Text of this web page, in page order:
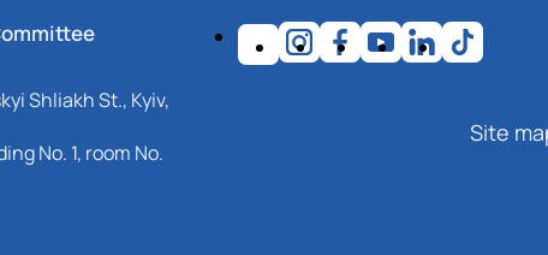
Shliakh St., Kyiv,
No. 1, room No.
Site